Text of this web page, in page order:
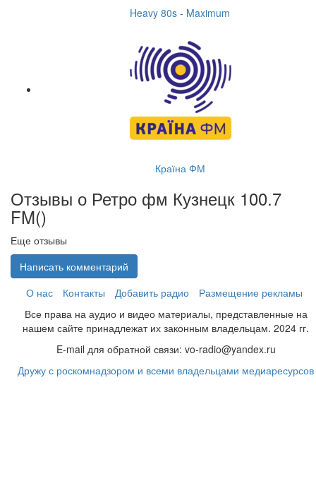
Heavy 80s - Maximum
Країна ФМ
Отзывы о Ретро фм Кузнецк 100.7
FM()
Еще отзывы
Написать комментарий
О нас
Контакты Добавить радио
Размещение рекламы
Все права на аудио и видео материалы, представленные на
нашем сайте принадлежат их законным владельцам. 2024 гг.
E-mail для обратной связи: vo-radio@yandex.ru
Дружу с роскомнадзором и всеми владельцами медиаресурсов